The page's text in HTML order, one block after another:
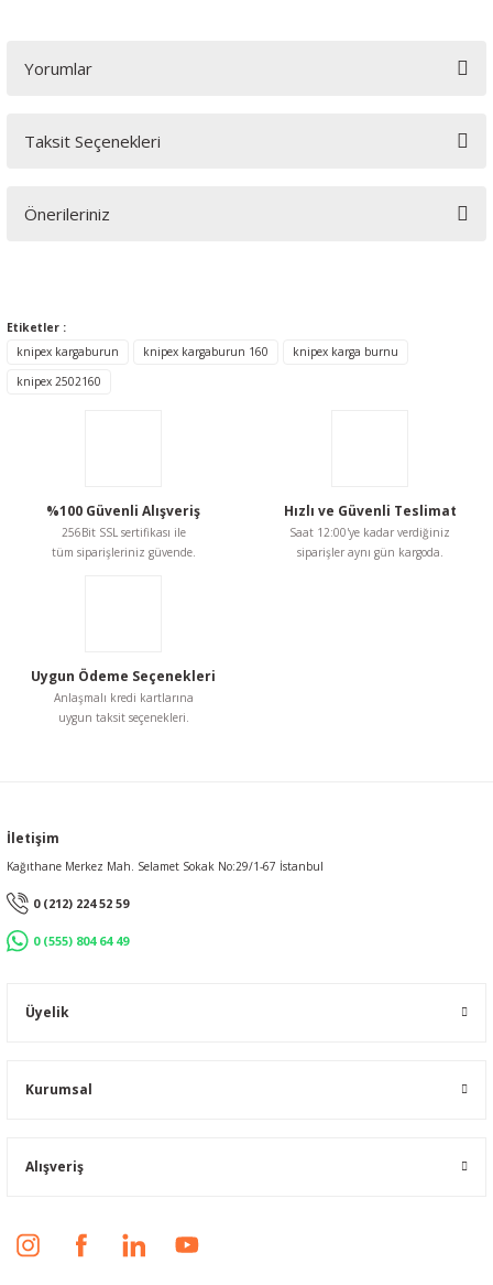
Yorumlar
Taksit Seçenekleri
Önerileriniz
Görüş ve önerileriniz için teşekkür ederiz.
Bu ürüne benzer farklı alternatifler olmalı.
Etiketler :
knipex kargaburun
knipex kargaburun 160
knipex karga burnu
knipex 2502160
%100 Güvenli Alışveriş
256Bit SSL sertifikası ile
tüm siparişleriniz güvende.
Hızlı ve Güvenli Teslimat
Saat 12:00'ye kadar verdiğiniz
siparişler aynı gün kargoda.
Uygun Ödeme Seçenekleri
Anlaşmalı kredi kartlarına
uygun taksit seçenekleri.
İletişim
Kağıthane Merkez Mah. Selamet Sokak No:29/1-67 İstanbul
0 (212) 224 52 59
0 (555) 804 64 49
Üyelik
Kurumsal
Alışveriş